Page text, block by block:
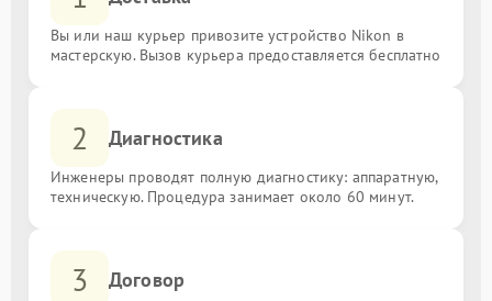
Вы или наш курьер привозите устройство Nikon в
мастерскую. Вызов курьера предоставляется бесплатно
2 Диагностика
Инженеры проводят полную диагностику: аппаратную,
техническую. Процедура занимает около 60 минут.
3 Договор